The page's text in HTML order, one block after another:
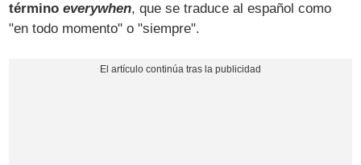
términoeverywhen, que se traduce al español como
"en todo momento" o "siempre".